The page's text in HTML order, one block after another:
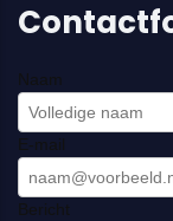
Naam
E-mail
Bericht